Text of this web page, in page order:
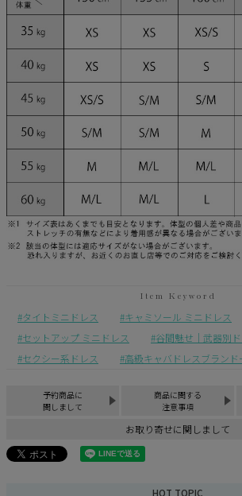
タイトミニドレス
キャミソール ミニドレス
セットアップ ミニドレス
谷間魅せ｜武器別
セクシー系ドレス
高級キャバドレスブランド
予約商品に
関しまして
商品に関する
注意事項
お取り寄せに関しまして
HOT TOPIC